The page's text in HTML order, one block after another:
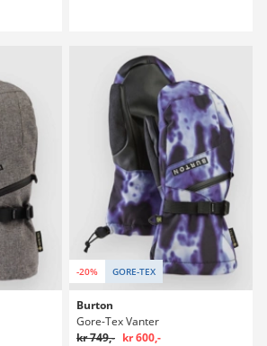
-20% GORE-TEX
Burton
Gore-Tex Vanter
kr 749,- kr 600,-